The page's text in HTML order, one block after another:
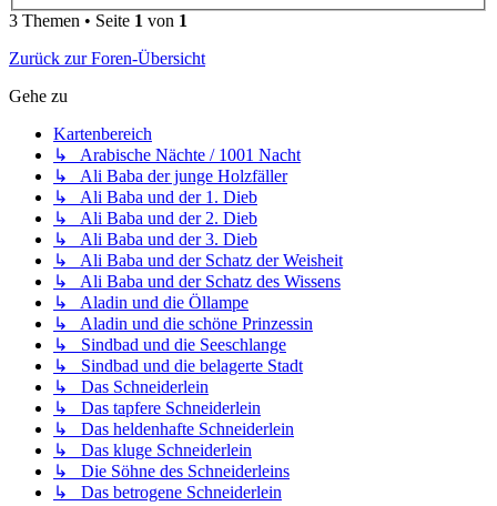
3 Themen • Seite 1 von 1
Zurück zur Foren-Übersicht
Gehe zu
Kartenbereich
↳ Arabische Nächte / 1001 Nacht
↳ Ali Baba der junge Holzfäller
↳ Ali Baba und der 1. Dieb
↳ Ali Baba und der 2. Dieb
↳ Ali Baba und der 3. Dieb
↳ Ali Baba und der Schatz der Weisheit
↳ Ali Baba und der Schatz des Wissens
↳ Aladin und die Öllampe
↳ Aladin und die schöne Prinzessin
↳ Sindbad und die Seeschlange
↳ Sindbad und die belagerte Stadt
↳ Das Schneiderlein
↳ Das tapfere Schneiderlein
↳ Das heldenhafte Schneiderlein
↳ Das kluge Schneiderlein
↳ Die Söhne des Schneiderleins
↳ Das betrogene Schneiderlein